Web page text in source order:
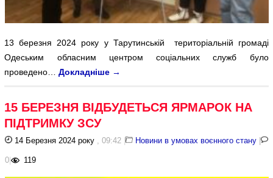
13 березня 2024 року у Тарутинській територіальній громаді
Одеським обласним центром соціальних служб було
проведено…Докладніше →
15 БЕРЕЗНЯ ВІДБУДЕТЬСЯ ЯРМАРОК НА
ПІДТРИМКУ ЗСУ
14 Березня 2024 року , 09:42 | Новини в умовах воєнного стану |
0| 119